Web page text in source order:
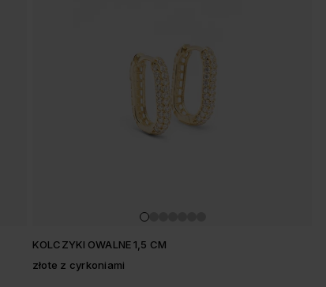
KOLCZYKI OWALNE 1,5 CM
złote z cyrkoniami